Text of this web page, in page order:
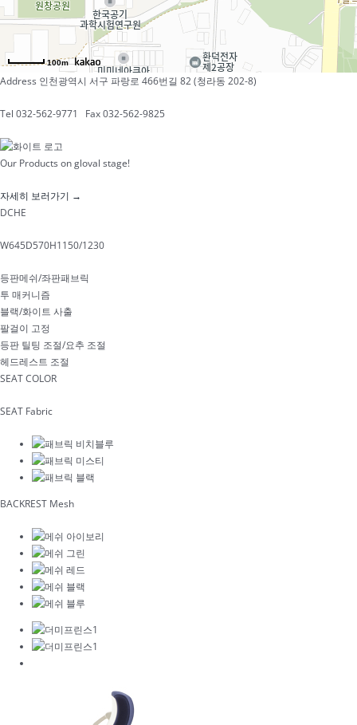
100m
Address 인천광역시 서구 파랑로 466번길 82 (청라동 202-8)
Tel 032-562-9771 Fax032-562-9825
Our Products on gloval stage!
자세히 보러가기 →
DCHE
W645D570H1150/1230
등판메쉬/좌판패브릭
투 매커니즘
블랙/화이트 사출
팔걸이 고정
등판 틸팅 조절/요추 조절
헤드레스트 조절
SEAT COLOR
SEAT Fabric
BACKREST Mesh